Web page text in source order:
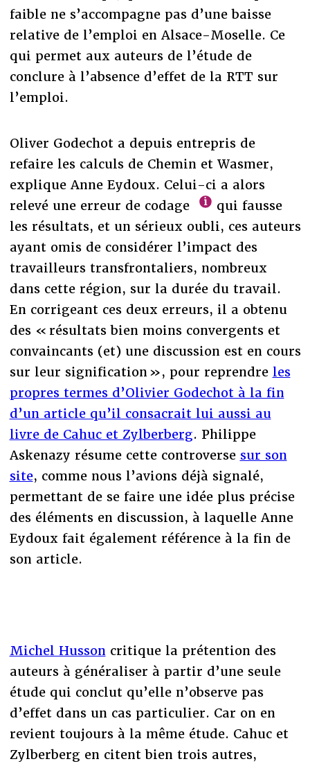
faible ne s’accompagne pas d’une baisse
relative de l’emploi en Alsace-Moselle. Ce
qui permet aux auteurs de l’étude de
conclure à l’absence d’effet de la RTT sur
l’emploi.
Oliver Godechot a depuis entrepris de
refaire les calculs de Chemin et Wasmer,
explique Anne Eydoux. Celui-ci a alors
relevé une erreur de codage
qui fausse
les résultats, et un sérieux oubli, ces auteurs
ayant omis de considérer l’impact des
travailleurs transfrontaliers, nombreux
dans cette région, sur la durée du travail.
En corrigeant ces deux erreurs, il a obtenu
des « résultats bien moins convergents et
convaincants (et) une discussion est en cours
sur leur signification », pour reprendre les
propres termes d’Olivier Godechot à la fin
d’un article qu’il consacrait lui aussi au
livre de Cahuc et Zylberberg. Philippe
Askenazy résume cette controverse sur son
site, comme nous l’avions déjà signalé,
permettant de se faire une idée plus précise
des éléments en discussion, à laquelle Anne
Eydoux fait également référence à la fin de
son article.
Michel Husson critique la prétention des
auteurs à généraliser à partir d’une seule
étude qui conclut qu’elle n’observe pas
d’effet dans un cas particulier. Car on en
revient toujours à la même étude. Cahuc et
Zylberberg en citent bien trois autres,